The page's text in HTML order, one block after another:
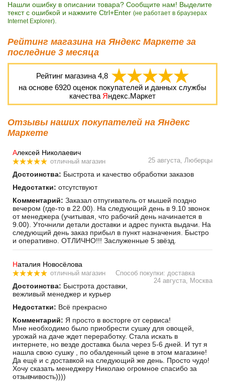
Нашли ошибку в описании товара? Сообщите нам! Выделите
текст с ошибкой и нажмите Ctrl+Enter (не работает в браузерах
Internet Explorer).
Рейтинг магазина на Яндекс Маркете за
последние 3 месяца
Рейтинг магазина 4,8
на основе 6920 оценок покупателей и данных службы
качества Яндекс.Маркет
Отзывы наших покупателей на Яндекс
Маркете
Алексей Николаевич
отличный магазин 25 августа, Люберцы
Достоинства: Быстрота и качество обработки заказов
Недостатки: отсутствуют
Комментарий: Заказал отпугиватель от мышей поздно
вечером (где-то в 22.00). На следующий день в 9.10 звонок
от менеджера (учитывая, что рабочий день начинается в
9.00). Уточнили детали доставки и адрес пункта выдачи. На
следующий день заказ прибыл в пункт назначения. Быстро
и оперативно. ОТЛИЧНО!!! Заслуженные 5 звёзд.
Наталия Новосёлова
отличный магазин
Способ покупки: доставка
24 августа, Москва
Достоинства: Быстрота доставки,
вежливый менеджер и курьер
Недостатки: Всё прекрасно
Комментарий: Я просто в восторге от сервиса!
Мне необходимо было приобрести сушку для овощей,
урожай на даче ждет переработку. Стала искать в
интернете, но везде доставка была через 5-6 дней. И тут я
нашла свою сушку , по обалденный цене в этом магазине!
Да ещё и с доставкой на следующий же день. Просто чудо!
Хочу сказать менеджеру Николаю огромное спасибо за
отзывчивость))))